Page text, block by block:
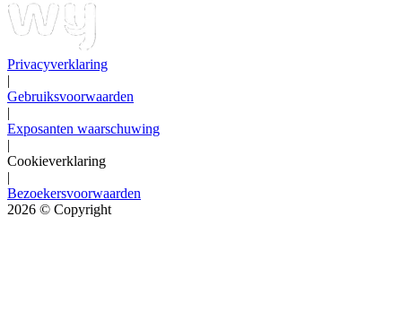
Privacyverklaring
|
Gebruiksvoorwaarden
|
Exposanten waarschuwing
|
Cookieverklaring
|
Bezoekersvoorwaarden
2026 © Copyright